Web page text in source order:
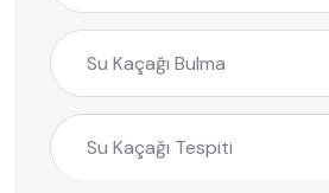
Su Kaçağı Bulma
Su Kaçağı Tespiti